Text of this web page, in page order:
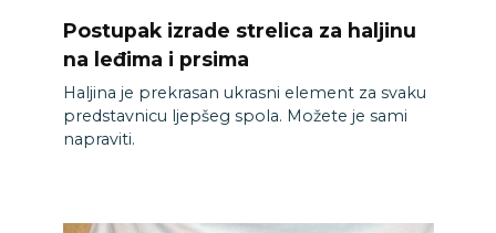
Postupak izrade strelica za haljinu
na leđima i prsima
Haljina je prekrasan ukrasni element za svaku
predstavnicu ljepšeg spola. Možete je sami
napraviti.